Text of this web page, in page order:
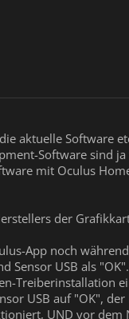
aktuelle Software
Software sind
mit Oculus
der
App noch
Sensor USB als "OK".
Treiberinstallation
USB auf "OK", der
UND vor